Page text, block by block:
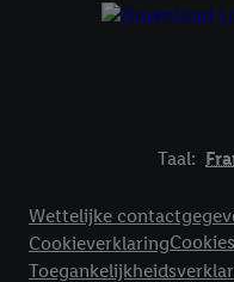
Taal:
Wettelijke
Cookieverklaring